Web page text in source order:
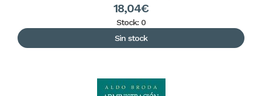
18,04€
Stock: 0
Sin stock